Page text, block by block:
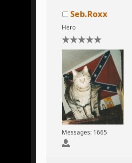
Seb.Roxx
Hero
Messages: 1665